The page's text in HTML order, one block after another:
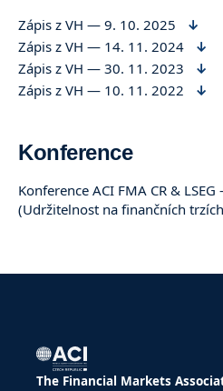
Zápis z VH — 9. 10. 2025
Zápis z VH — 14. 11. 2024
Zápis z VH — 30. 11. 2023
Zápis z VH — 10. 11. 2022
Konference
Konference ACI FMA CR &
(Udržitelnost na finančních
The Financial Markets